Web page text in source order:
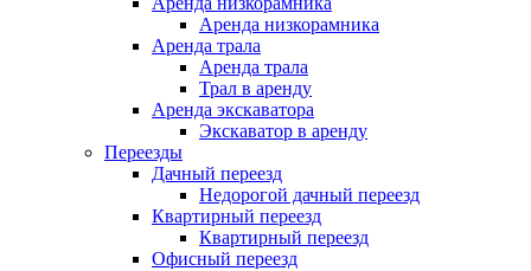
Аренда низкорамника
Аренда трала
Аренда трала
Трал в аренду
Аренда экскаватора
Экскаватор в аренду
Переезды
Дачный переезд
Недорогой дачный переезд
Квартирный переезд
Квартирный переезд
Офисный переезд